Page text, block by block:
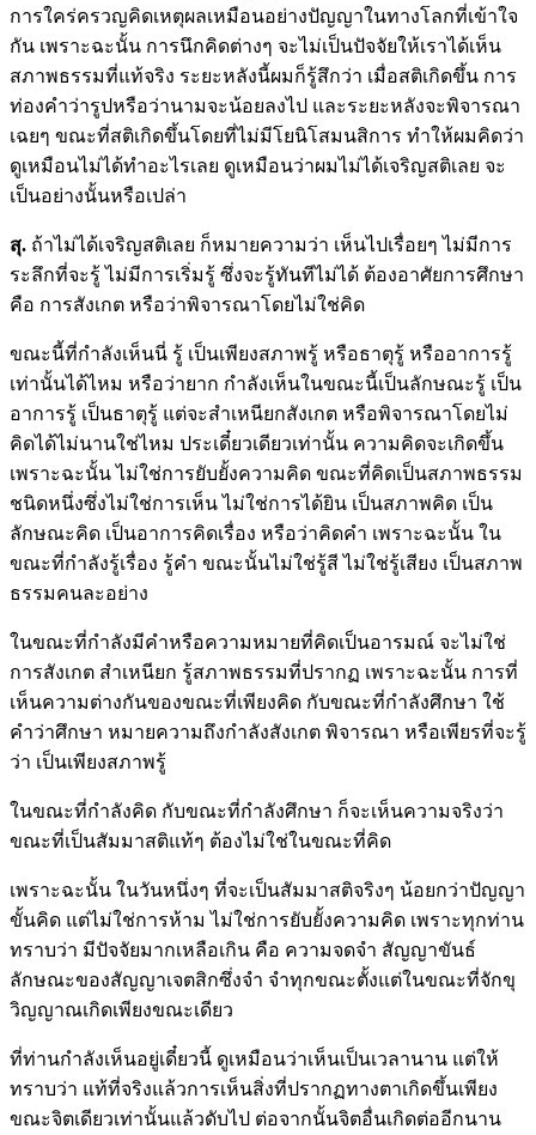
การใคร่ครวญคิดเหตุผลเหมือนอย่างปัญญาในทางโลกที่เข้าใจ
กัน เพราะฉะนั้น การนึกคิดต่างๆ จะไม่เป็นปัจจัยให้เราได้เห็น
สภาพธรรมที่แท้จริง ระยะหลังนี้ผมก็รู้สึกว่า เมื่อสติเกิดขึ้น การ
ท่องคำว่ารูปหรือว่านามจะน้อยลงไป และระยะหลังจะพิจารณา
เฉยๆ ขณะที่สติเกิดขึ้นโดยที่ไม่มีโยนิโสมนสิการ ทำให้ผมคิดว่า
ดูเหมือนไม่ได้ทำอะไรเลย ดูเหมือนว่าผมไม่ได้เจริญสติเลย จะ
เป็นอย่างนั้นหรือเปล่า
สุ. ถ้าไม่ได้เจริญสติเลย ก็หมายความว่า เห็นไปเรื่อยๆ ไม่มีการ
ระลึกที่จะรู้ ไม่มีการเริ่มรู้ ซึ่งจะรู้ทันทีไม่ได้ ต้องอาศัยการศึกษา
คือ การสังเกต หรือว่าพิจารณาโดยไม่ใช่คิด
ขณะนี้ที่กำลังเห็นนี่ รู้ เป็นเพียงสภาพรู้ หรือธาตุรู้ หรืออาการรู้
เท่านั้นได้ไหม หรือว่ายาก กำลังเห็นในขณะนี้เป็นลักษณะรู้ เป็น
อาการรู้ เป็นธาตุรู้ แต่จะสำเหนียกสังเกต หรือพิจารณาโดยไม่
คิดได้ไม่นานใช่ไหม ประเดี๋ยวเดียวเท่านั้น ความคิดจะเกิดขึ้น
เพราะฉะนั้น ไม่ใช่การยับยั้งความคิด ขณะที่คิดเป็นสภาพธรรม
ชนิดหนึ่งซึ่งไม่ใช่การเห็น ไม่ใช่การได้ยิน เป็นสภาพคิด เป็น
ลักษณะคิด เป็นอาการคิดเรื่อง หรือว่าคิดคำ เพราะฉะนั้น ใน
ขณะที่กำลังรู้เรื่อง รู้คำ ขณะนั้นไม่ใช่รู้สี ไม่ใช่รู้เสียง เป็นสภาพ
ธรรมคนละอย่าง
ในขณะที่กำลังมีคำหรือความหมายที่คิดเป็นอารมณ์ จะไม่ใช่
การสังเกต สำเหนียก รู้สภาพธรรมที่ปรากฏ เพราะฉะนั้น การที่
เห็นความต่างกันของขณะที่เพียงคิด กับขณะที่กำลังศึกษา ใช้
คำว่าศึกษา หมายความถึงกำลังสังเกต พิจารณา หรือเพียรที่จะรู้
ว่า เป็นเพียงสภาพรู้
ในขณะที่กำลังคิด กับขณะที่กำลังศึกษา ก็จะเห็นความจริงว่า
ขณะที่เป็นสัมมาสติแท้ๆ ต้องไม่ใช่ในขณะที่คิด
เพราะฉะนั้น ในวันหนึ่งๆ ที่จะเป็นสัมมาสติจริงๆ น้อยกว่าปัญญา
ขั้นคิด แต่ไม่ใช่การห้าม ไม่ใช่การยับยั้งความคิด เพราะทุกท่าน
ทราบว่า มีปัจจัยมากเหลือเกิน คือ ความจดจำ สัญญาขันธ์
ลักษณะของสัญญาเจตสิกซึ่งจำ จำทุกขณะตั้งแต่ในขณะที่จักขุ
วิญญาณเกิดเพียงขณะเดียว
ที่ท่านกำลังเห็นอยู่เดี๋ยวนี้ ดูเหมือนว่าเห็นเป็นเวลานาน แต่ให้
ทราบว่า แท้ที่จริงแล้วการเห็นสิ่งที่ปรากฏทางตาเกิดขึ้นเพียง
ขณะจิตเดียวเท่านั้นแล้วดับไป ต่อจากนั้นจิตอื่นเกิดต่ออีกนาน